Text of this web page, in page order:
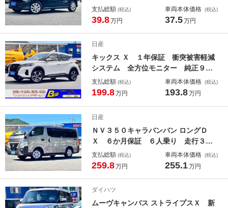
ッシュ式スタート 純正フロアマッ
ト 純正アルミホイール 電動格納式
アバイザー
支払総額 (税込)
39.8万円
車両本体価格 (税込)
37.5万円
日産
キックス Ｘ １年保証 衝突被害軽減
システム 全方位モニター 純正９イ
ンチナビ デジタルインナーミラー
ドライブレコーダー ＥＴＣ レーダ
ッドライト
支払総額 (税込)
199.8万円
車両本体価格 (税込)
193.8万円
日産
ＮＶ３５０キャラバンバン ロングＤ
Ｘ ６か月保証 ６人乗り 走行３１
０５８Ｋｍ 衝突被害軽減システム
ドライブレコーダー ＥＴＣ ナビ
正ドアバイザー
支払総額 (税込)
259.8万円
車両本体価格 (税込)
255.1万円
ダイハツ
ムーヴキャンバス ストライプスＸ 新